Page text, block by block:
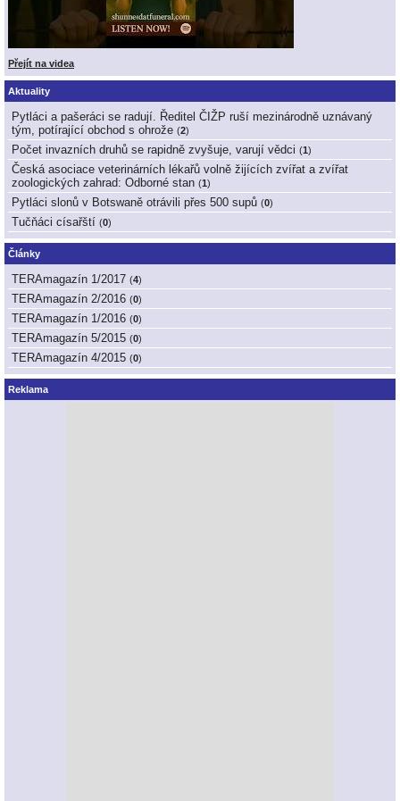
Přejít na videa
Aktuality
Pytláci a pašeráci se radují. Ředitel ČIŽP ruší mezinárodně uznávaný
tým, potírající obchod s ohrože (2)
Počet invazních druhů se rapidně zvyšuje, varují vědci (1 )
Česká asociace veterinárních lékařů volně žijících zvířat a zvířat
zoologických zahrad: Odborné stan (1 )
Pytláci slonů v Botswaně otrávili přes 500 supů (0)
Tučňáci císařští (0)
Články
TERAmagazín 1/2017 (4)
TERAmagazín 2/2016 (0)
TERAmagazín 1/2016 (0)
TERAmagazín 5/2015 (0)
TERAmagazín 4/2015 (0)
Reklama